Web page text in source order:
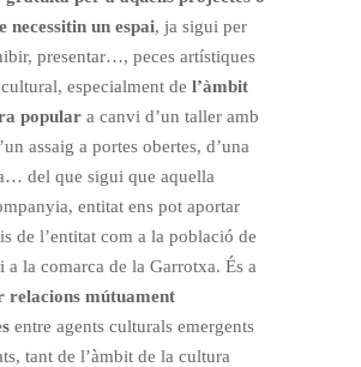
necessitin un espai, ja sigui per
presentar…, peces artístiques
cultural, especialment del’àmbit
popular a canvi d’un taller amb
assaig a portes obertes, d’una
del que sigui que aquella
entitat ens pot aportar
de l’entitat com a la població de
a la comarca de la Garrotxa. És a
relacions mútuament
entre agents culturals emergents
tant de l’àmbit de la cultura